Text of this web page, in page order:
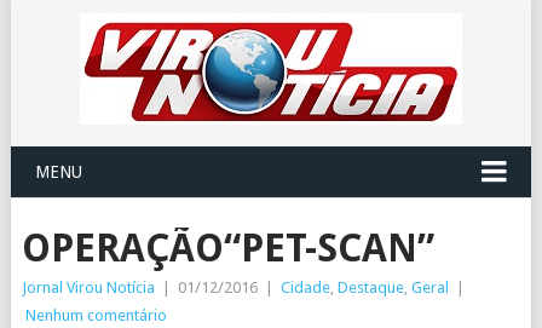
MENU
OPERAÇÃO“PET-SCAN”
Jornal Virou Notícia 01/12/2016 Cidade, Destaque, Geral
Nenhum comentário